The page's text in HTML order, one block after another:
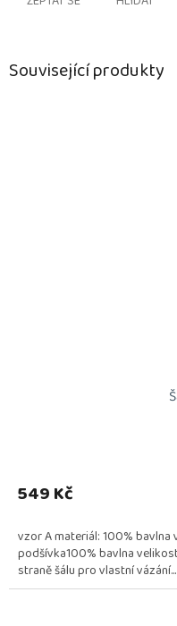
Související produkty
549 Kč
vzor A materiál: 100%
podšívka100% bavlna
straně šálu pro vlastní vázání...